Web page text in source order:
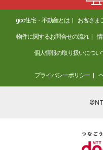
goo住宅・不動産とは お客さま
物件に関するお問合せの流れ
個人情報の取り扱いについ
プライバシーポリシー